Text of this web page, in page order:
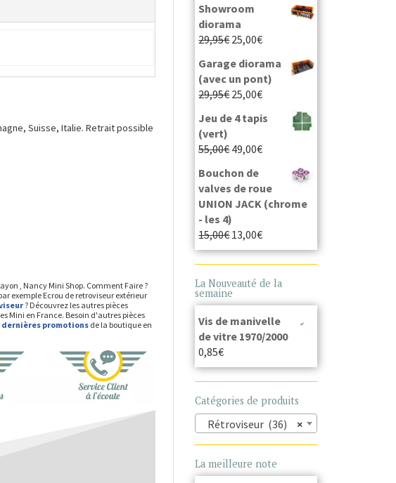
Suisse, Italie. Retrait possible
, Nancy Mini Shop. Comment Faire ?
exemple Ecrou de retroviseur extérieur
? Découvrez les autres pièces
Mini en France. Besoin d'autres pièces
dernières promotionsde la boutique en
Showroom
diorama
29,95€25,00€
Garage diorama
(avec un pont)
29,95€25,00€
Jeu de 4 tapis
(vert)
55,00€49,00€
Bouchon de
valves de roue
UNION JACK (chrome
- les 4)
15,00€13,00€
La Nouveauté de la
semaine
Vis de manivelle
de vitre 1970/2000
0,85€
Catégories de produits
×
Rétroviseur (36)
La meilleure note